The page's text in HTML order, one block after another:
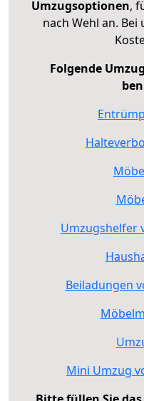
Umzugsoptionen,
nach Wehl an. Bei
Folgende
Umzugshelfer
Beiladungen
Mini Umzug